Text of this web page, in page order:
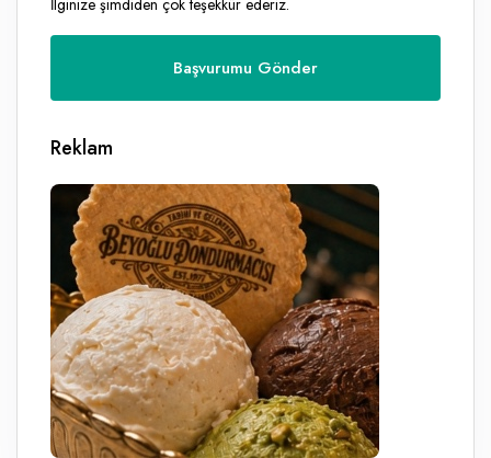
İlginize şimdiden çok teşekkür ederiz.
Reklam